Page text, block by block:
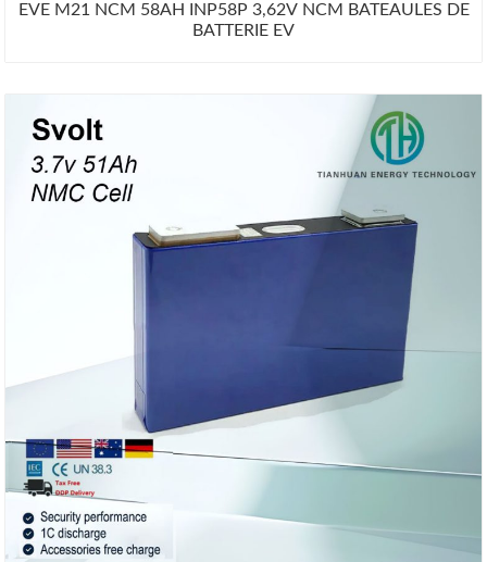
EVE M21 NCM 58AH INP58P 3,62V NCM BATEAULES DE
BATTERIE EV